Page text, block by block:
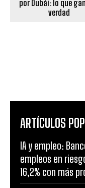
por Dubái: lo que
verdad
ARTÍCULOS
IA y empleo:
empleos en
16,2% con más